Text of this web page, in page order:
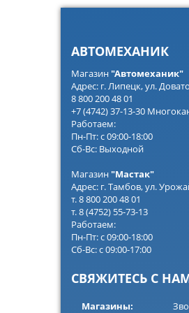
АВТОМЕХАНИК
Магазин"Автомеханик"
Адрес: г. Липецк, ул.
8 800 200 48 01
+7 (4742) 37-13-30
Работаем:
Пн-Пт: с 09:00-18:00
Сб-Вс: Выходной
Магазин "Мастак"
Адрес: г. Тамбов, ул.
т. 8 800 200 48 01
т. 8 (4752) 55-73-13
Работаем:
Пн-Пт: с 09:00-18:00
Сб-Вс: с 09:00-17:00
СВЯЖИТЕСЬ С
Магазины: